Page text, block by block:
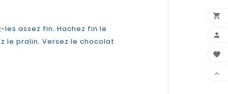
les assez fin. Hachez fin le
le pralin. Versez le chocolat



